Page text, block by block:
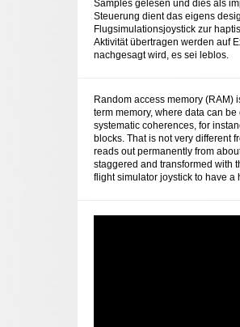
Samples gelesen und dies als
Steuerung dient das eigens
Flugsimulationsjoystick zur
Aktivität übertragen werden auf
nachgesagt wird, es sei leblos.
Random access memory (RAM)
term memory, where data can
systematic coherences, for
blocks. That is not very different
reads out permanently from
staggered and transformed with
flight simulator joystick to have a